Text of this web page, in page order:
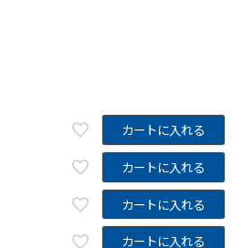
カートに入れる
カートに入れる
カートに入れる
カートに入れる